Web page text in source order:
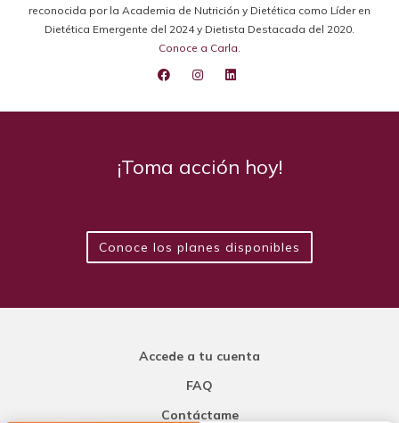
reconocida por la Academia de Nutrición y Dietética como Líder en
Dietética Emergente del 2024 y Dietista Destacada del 2020.
Conoce a Carla.
¡Toma acción hoy!
Conoce los planes disponibles
Accede a tu cuenta
FAQ
Contáctame